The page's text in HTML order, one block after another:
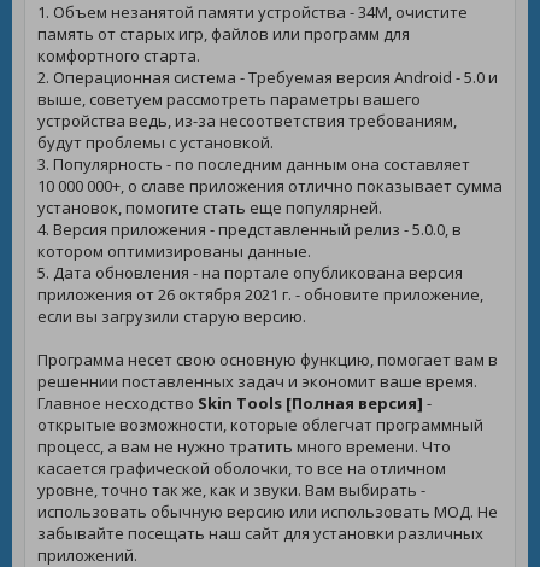
1. Объем незанятой памяти устройства - 34M, очистите
память от старых игр, файлов или программ для
комфортного старта.
2. Операционная система - Требуемая версия Android - 5.0 и
выше, советуем рассмотреть параметры вашего
устройства ведь, из-за несоответствия требованиям,
будут проблемы с установкой.
3. Популярность - по последним данным она составляет
10 000 000+, о славе приложения отлично показывает сумма
установок, помогите стать еще популярней.
4. Версия приложения - представленный релиз - 5.0.0, в
котором оптимизированы данные.
5. Дата обновления - на портале опубликована версия
приложения от 26 октября 2021 г. - обновите приложение,
если вы загрузили старую версию.
Программа несет свою основную функцию, помогает вам в
решеннии поставленных задач и экономит ваше время.
Главное несходство Skin Tools [Полная версия] -
открытые возможности, которые облегчат программный
процесс, а вам не нужно тратить много времени. Что
касается графической оболочки, то все на отличном
уровне, точно так же, как и звуки. Вам выбирать -
использовать обычную версию или использовать МОД. Не
забывайте посещать наш сайт для установки различных
приложений.